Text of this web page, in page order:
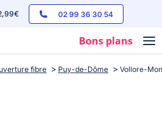
02 99 36 30 54
Bons plans
fibre Puy-de-Dôme Vollore-